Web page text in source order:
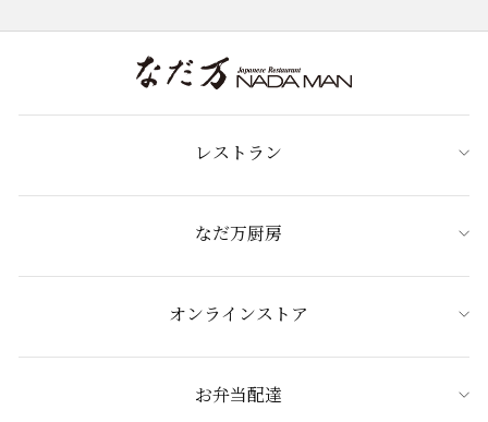
レストラン
なだ万厨房
オンラインストア
お弁当配達